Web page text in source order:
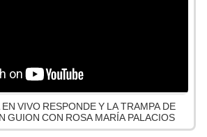
VIVO RESPONDE Y LA TRAMPA DE
GUION CON ROSA MARÍA PALACIOS